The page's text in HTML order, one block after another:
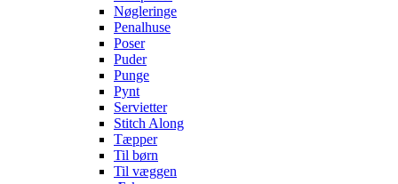
Nøgleringe
Penalhuse
Poser
Puder
Punge
Pynt
Servietter
Stitch Along
Tæpper
Til børn
Til væggen